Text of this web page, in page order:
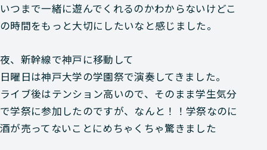
いつまで一緒に遊んでくれるのかわからないけどこ
の時間をもっと大切にしたいなと感じました。
夜、新幹線で神戸に移動して
日曜日は神戸大学の学園祭で演奏してきました。
ライブ後はテンション高いので、そのまま学生気分
で学祭に参加したのですが、なんと！！学祭なのに
酒が売ってないことにめちゃくちゃ驚きました